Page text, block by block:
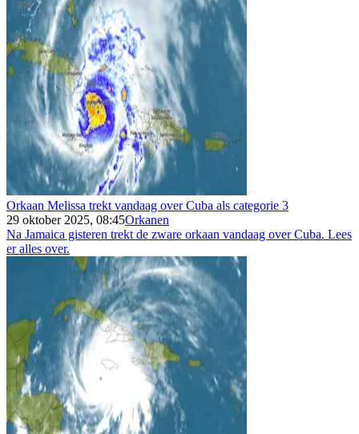
Orkaan Melissa trekt vandaag over Cuba als categorie 3
29 oktober 2025, 08:45Orkanen
Na Jamaica gisteren trekt de zware orkaan vandaag over Cuba. Lees
er alles over.